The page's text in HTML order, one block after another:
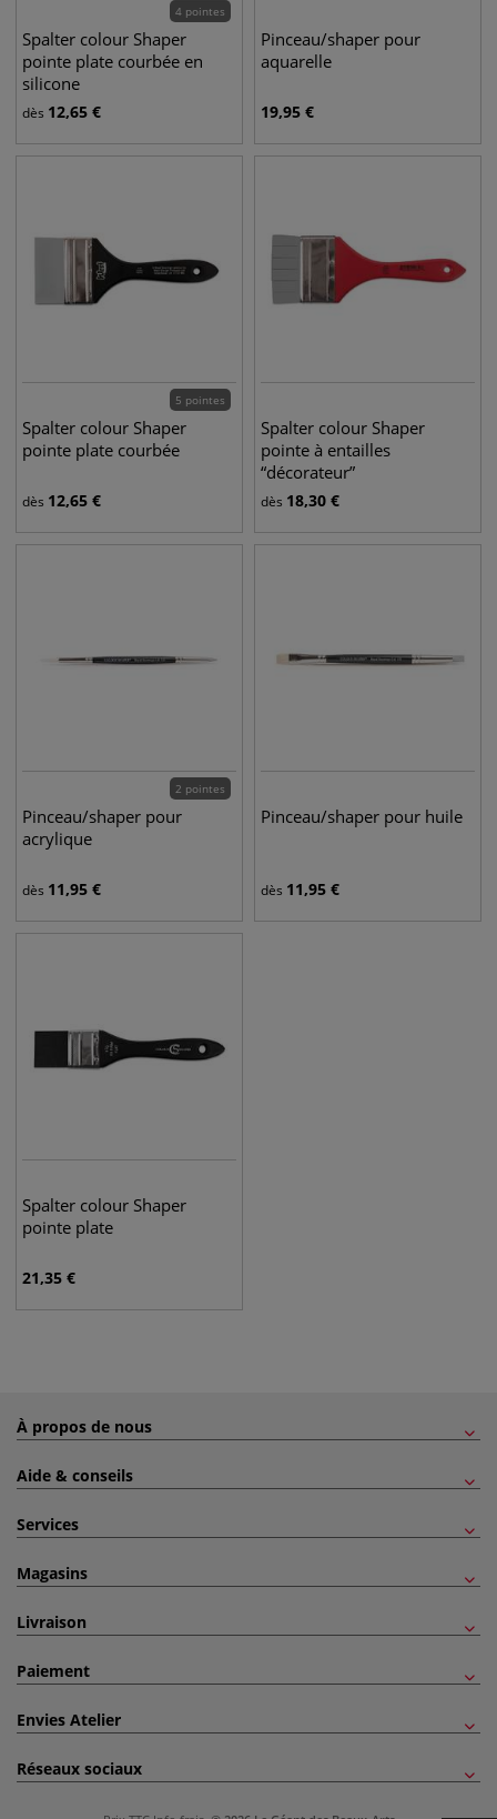
4 pointes
Spalter colour Shaper
pointe plate courbée en
silicone
dès 12,65 €
Pinceau/shaper pour
aquarelle
19,95 €
5 pointes
Spalter colour Shaper
pointe plate courbée
dès 12,65 €
Spalter colour Shaper
pointe à entailles
“décorateur”
dès 18,30 €
2 pointes
Pinceau/shaper pour
acrylique
dès 11,95 €
Pinceau/shaper pour huile
dès 11,95 €
Spalter colour Shaper
pointe plate
21,35 €
À propos de nous
Aide & conseils
Services
Magasins
Livraison
Paiement
Envies Atelier
Réseaux sociaux